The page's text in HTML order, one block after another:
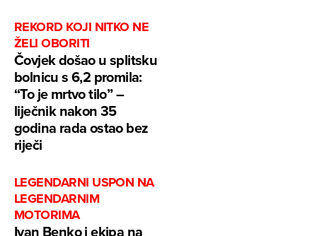
REKORD KOJI NITKO NE
ŽELI OBORITI
Čovjek došao u splitsku
bolnicu s 6,2 promila:
“To je mrtvo tilo” –
liječnik nakon 35
godina rada ostao bez
riječi
LEGENDARNI USPON NA
LEGENDARNIM
MOTORIMA
Ivan Benko i ekipa na